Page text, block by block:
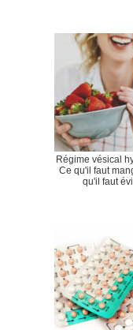
Régime vésical
Ce qu'il faut
qu'il faut